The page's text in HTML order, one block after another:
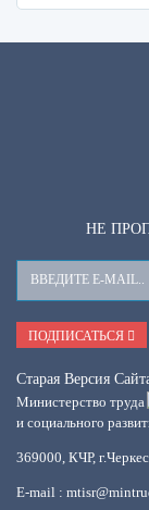
НЕ
Ваш
E-
Mail
ПОДПИСАТЬСЯ
Старая Версия
Министерство труда
и социального
369000, КЧР,
E-mail :